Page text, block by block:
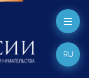
RU